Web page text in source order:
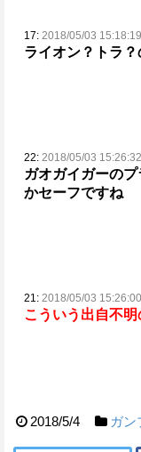
17: 2018/05/03
ライオン？トラ
22: 2018/05/03
ガオガイガーの
かセーフですね
21: 2018/05/03
こういう出自不
2018/5/4 ガン